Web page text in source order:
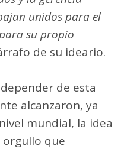
unidos para el
su propio
de su ideario.
de esta
alcanzaron, ya
mundial, la idea
orgullo que